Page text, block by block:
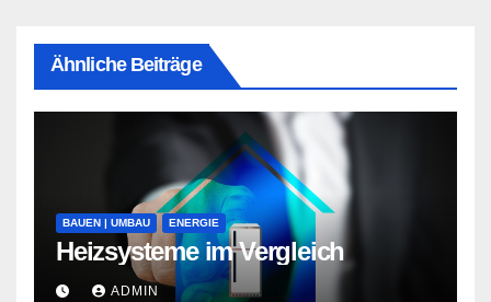
Ähnliche Beiträge
BAUEN | UMBAU ENERGIE
Heizsysteme im Vergleich
ADMIN